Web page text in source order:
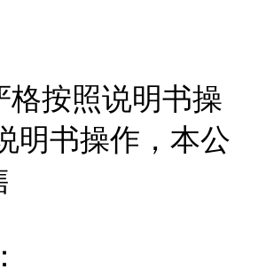
格按照说明书操
明书操作，本公